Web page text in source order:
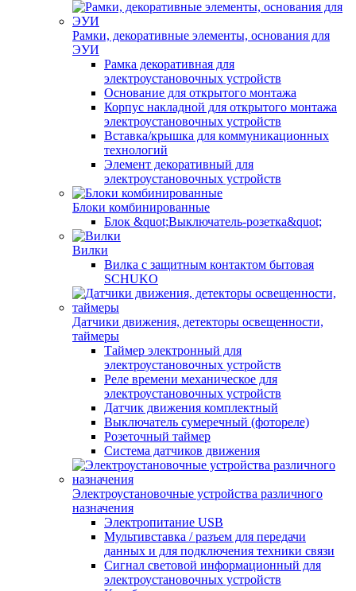
Рамки, декоративные элементы, основания для
ЭУИ
Рамка декоративная для
электроустановочных устройств
Основание для открытого монтажа
Корпус накладной для открытого монтажа
электроустановочных устройств
Вставка/крышка для коммуникационных
технологий
Элемент декоративный для
электроустановочных устройств
Блоки комбинированные
Блок &quot;Выключатель-розетка&quot;
Вилки
Вилка с защитным контактом бытовая
SCHUKO
Датчики движения, детекторы освещенности,
таймеры
Таймер электронный для
электроустановочных устройств
Реле времени механическое для
электроустановочных устройств
Датчик движения комплектный
Выключатель сумеречный (фотореле)
Розеточный таймер
Система датчиков движения
Электроустановочные устройства различного
назначения
Электропитание USB
Мультивставка / разъем для передачи
данных и для подключения техники связи
Сигнал световой информационный для
электроустановочных устройств